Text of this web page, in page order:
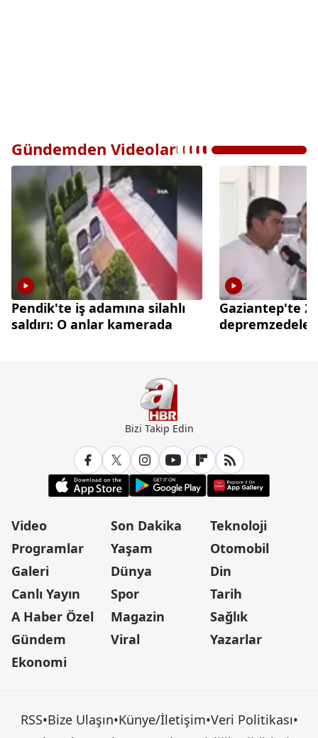
Gündemden Videolar
Pendik'te iş adamına silahlı
saldırı: O anlar kamerada
Gaziantep'te
Bizi Takip Edin
Video
Programlar
Galeri
Canlı Yayın
A Haber Özel
Gündem
Ekonomi
Son Dakika
Yaşam
Dünya
Spor
Magazin
Viral
Teknoloji
Otomobil
Din
Tarih
Sağlık
Yazarlar
RSS•Bize Ulaşın•Künye/İletişim•Veri Politikası•